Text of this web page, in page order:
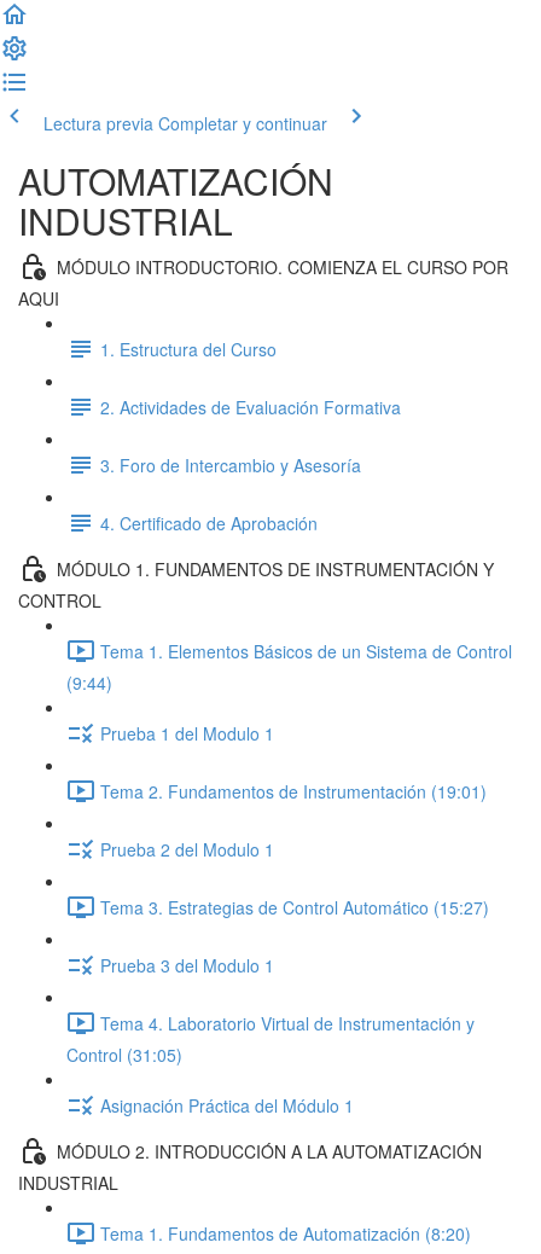
Lectura previa Completar y continuar
AUTOMATIZACIÓN
INDUSTRIAL
MÓDULO INTRODUCTORIO. COMIENZA EL CURSO POR
AQUI
1. Estructura del Curso
2. Actividades de Evaluación Formativa
3. Foro de Intercambio y Asesoría
4. Certificado de Aprobación
MÓDULO 1. FUNDAMENTOS DE INSTRUMENTACIÓN Y
CONTROL
Tema 1. Elementos Básicos de un Sistema de Control
(9:44)
Prueba 1 del Modulo 1
Tema 2. Fundamentos de Instrumentación (19:01)
Prueba 2 del Modulo 1
Tema 3. Estrategias de Control Automático (15:27)
Prueba 3 del Modulo 1
Tema 4. Laboratorio Virtual de Instrumentación y
Control (31:05)
Asignación Práctica del Módulo 1
MÓDULO 2. INTRODUCCIÓN A LA AUTOMATIZACIÓN
INDUSTRIAL
Tema 1. Fundamentos de Automatización (8:20)